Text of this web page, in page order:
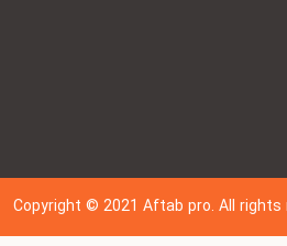
Copyright © 202 1Aftab pro. All